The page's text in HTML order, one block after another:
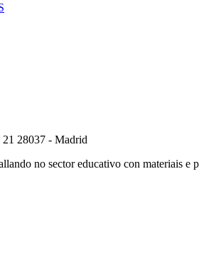
21 28037 - Madrid
no sector educativo con materiais e